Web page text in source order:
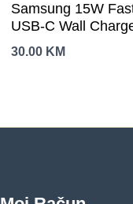
Samsung 15W
USB-C Wall
(cable included)
30.00 KM